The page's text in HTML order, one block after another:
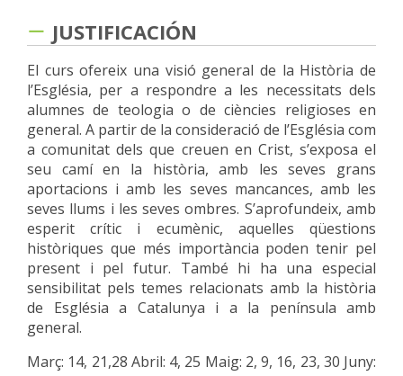
JUSTIFICACIÓN
El curs ofereix una visió general de la Història de
l’Església, per a respondre a les necessitats dels
alumnes de teologia o de ciències religioses en
general. A partir de la consideració de l’Església com
a comunitat dels que creuen en Crist, s’exposa el
seu camí en la història, amb les seves grans
aportacions i amb les seves mancances, amb les
seves llums i les seves ombres. S’aprofundeix, amb
esperit crític i ecumènic, aquelles qüestions
històriques que més importància poden tenir pel
present i pel futur. També hi ha una especial
sensibilitat pels temes relacionats amb la història
de Església a Catalunya i a la península amb
general.
Març: 14, 21,28 Abril: 4, 25 Maig: 2, 9, 16, 23, 30 Juny: